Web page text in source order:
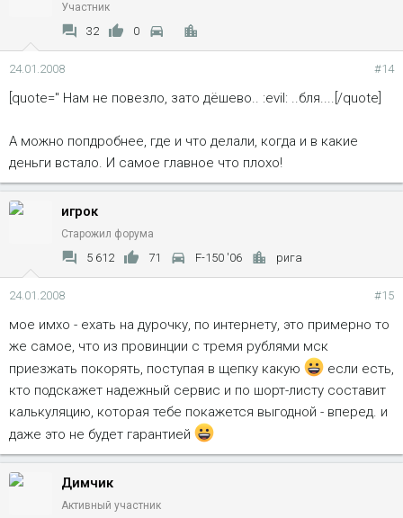
Участник
32 0
24.01.2008 #14
[quote=" Нам не повезло, зато дёшево.. :evil: ..бля....[/quote]
А можно попдробнее, где и что делали, когда и в какие
деньги встало. И самое главное что плохо!
игрок
Старожил форума
5 612 71 F-150 '06 рига
24.01.2008 #15
мое имхо - ехать на дурочку, по интернету, это примерно то
же самое, что из провинции с тремя рублями мск
приезжать покорять, поступая в щепку какую
если есть,
кто подскажет надежный сервис и по шорт-листу составит
калькуляцию, которая тебе покажется выгодной - вперед. и
даже это не будет гарантией
Димчик
Активный участник